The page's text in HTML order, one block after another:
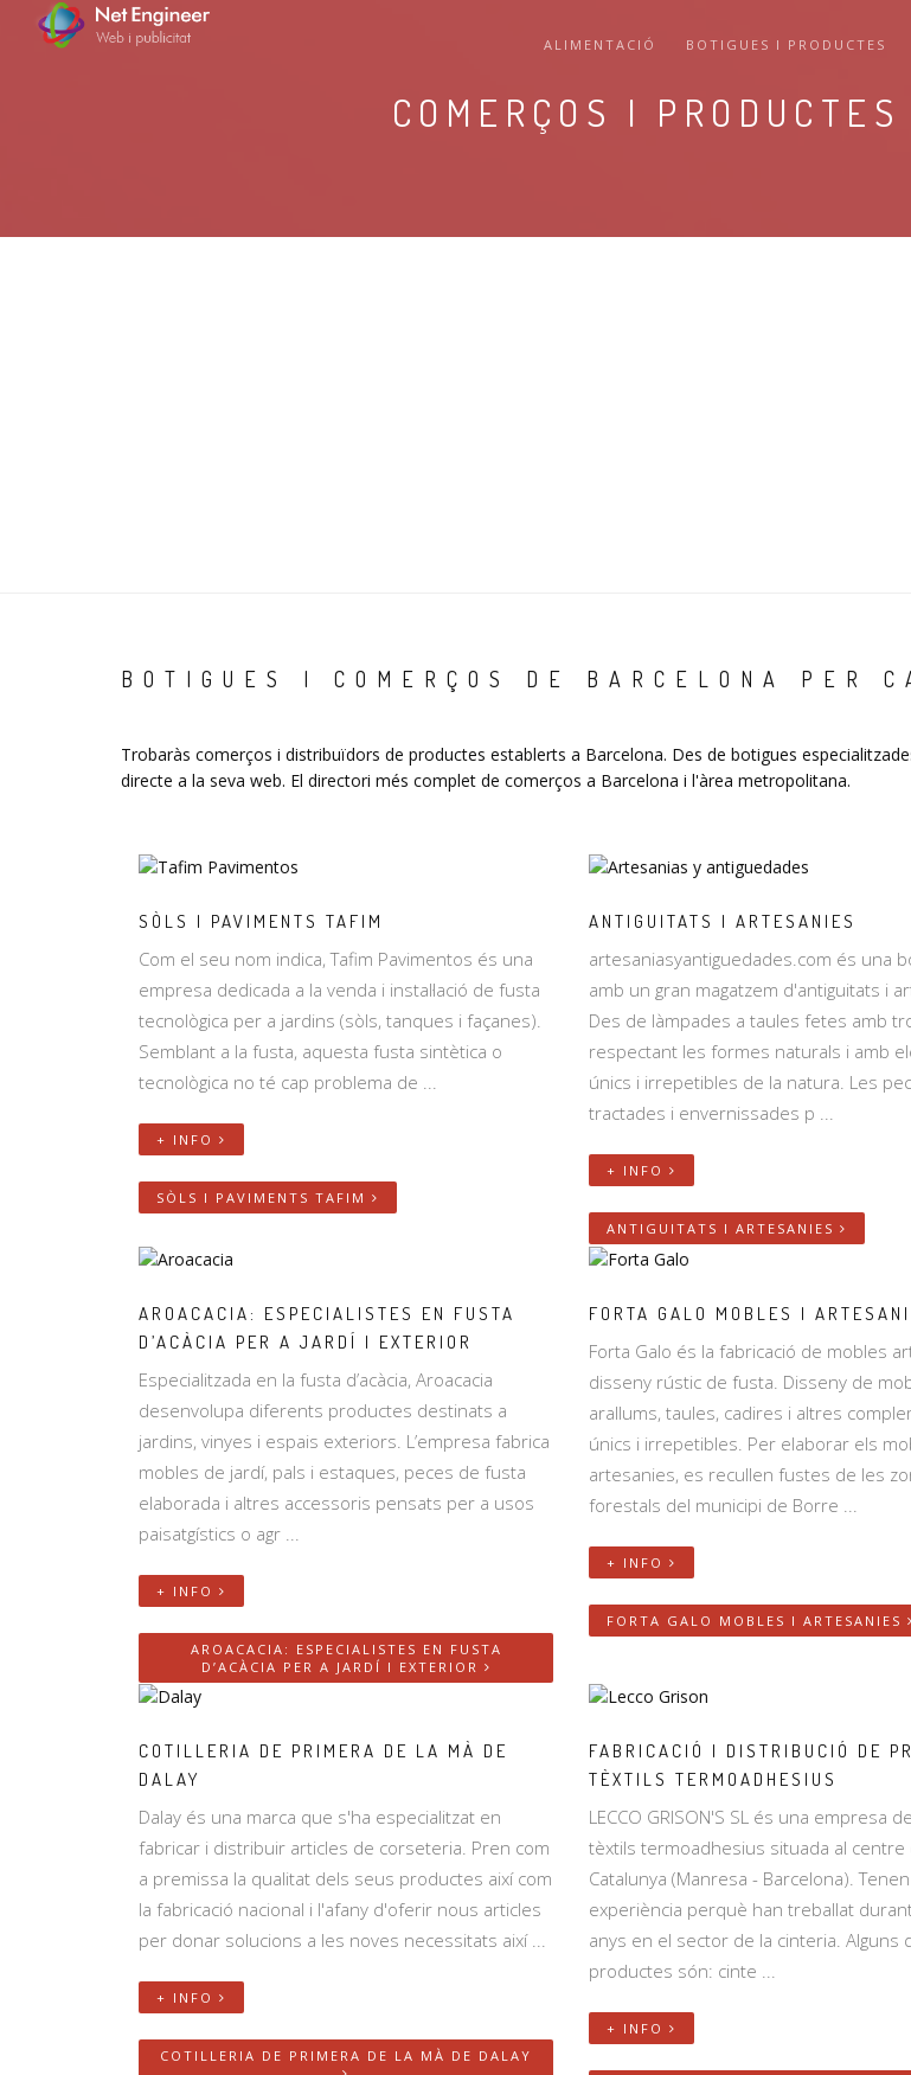
COMERÇOS I
ALIMENTACIÓ BOTIGUES I PRODUCTES
BOTIGUES I COMERÇOS DE BARCELONA PER
Trobaràs comerços i distribuïdors de productes establerts a Barcelona. Des de botigues
directe a la seva web. El directori més complet de comerços a Barcelona i l'àrea metropolitana.
SÒLS I PAVIMENTS TAFIM
Com el seu nom indica, Tafim Pavimentos és una
empresa dedicada a la venda i instal·lació de fusta
tecnològica per a jardins (sòls, tanques i façanes).
Semblant a la fusta, aquesta fusta sintètica o
tecnològica no té cap problema de ...
+ INFO
SÒLS I PAVIMENTS TAFIM
ANTIGUITATS I ARTESANIES
artesaniasyantiguedades.com és una
amb un gran magatzem d'antiguitats i
Des de làmpades a taules fetes amb
respectant les formes naturals i amb
únics i irrepetibles de la natura. Les
tractades i envernissades p ...
+ INFO
ANTIGUITATS I ARTESANIES
AROACACIA: ESPECIALISTES EN FUSTA
D’ACÀCIA PER A JARDÍ I EXTERIOR
Especialitzada en la fusta d’acàcia, Aroacacia
desenvolupa diferents productes destinats a
jardins, vinyes i espais exteriors. L’empresa fabrica
mobles de jardí, pals i estaques, peces de fusta
elaborada i altres accessoris pensats per a usos
paisatgístics o agr ...
+ INFO
AROACACIA: ESPECIALISTES EN FUSTA
D’ACÀCIA PER A JARDÍ I EXTERIOR
FORTA GALO MOBLES I
Forta Galo és la fabricació de mobles
disseny rústic de fusta. Disseny de
arallums, taules, cadires i altres
únics i irrepetibles. Per elaborar els
artesanies, es recullen fustes de les
forestals del municipi de Borre ...
+ INFO
FORTA GALO MOBLES I ARTESANIES
COTILLERIA DE PRIMERA DE LA MÀ DE
DALAY
Dalay és una marca que s'ha especialitzat en
fabricar i distribuir articles de corseteria. Pren com
a premissa la qualitat dels seus productes així com
la fabricació nacional i l'afany d'oferir nous articles
per donar solucions a les noves necessitats així ...
+ INFO
COTILLERIA DE PRIMERA DE LA MÀ DE DALAY
FABRICACIÓ I DISTRIBUCIÓ DE
TÈXTILS TERMOADHESIUS
LECCO GRISON'S SL és una empresa
tèxtils termoadhesius situada al centre
Catalunya (Manresa - Barcelona).
experiència perquè han treballat
anys en el sector de la cinteria. Alguns
productes són: cinte ...
+ INFO